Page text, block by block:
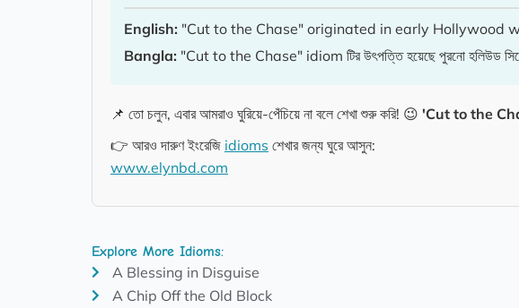
English: "Cut to the Chase" originated in early Hollywood
Bangla: "Cut to the Chase" idiom টির উৎপত্তি হয়েছে পুরনো হলিউড সিনেমা
📌 তো চলুন, এবার আমরাও ঘুরিয়ে-পেঁচিয়ে না বলে শেখা শুরু করি! 😉 'Cut to the
👉 আরও দারুণ ইংরেজি idioms শেখার জন্য ঘুরে আসুন:
www.elynbd.com
Explore More Idioms:
A Blessing in Disguise
A Chip Off the Old Block